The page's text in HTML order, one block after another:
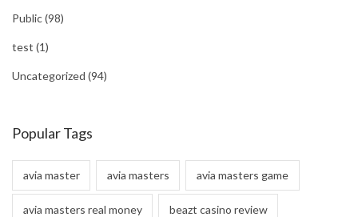
Public(98)
test (1)
Uncategorized (94)
Popular Tags
avia master avia masters avia masters game
avia masters real money beazt casino review